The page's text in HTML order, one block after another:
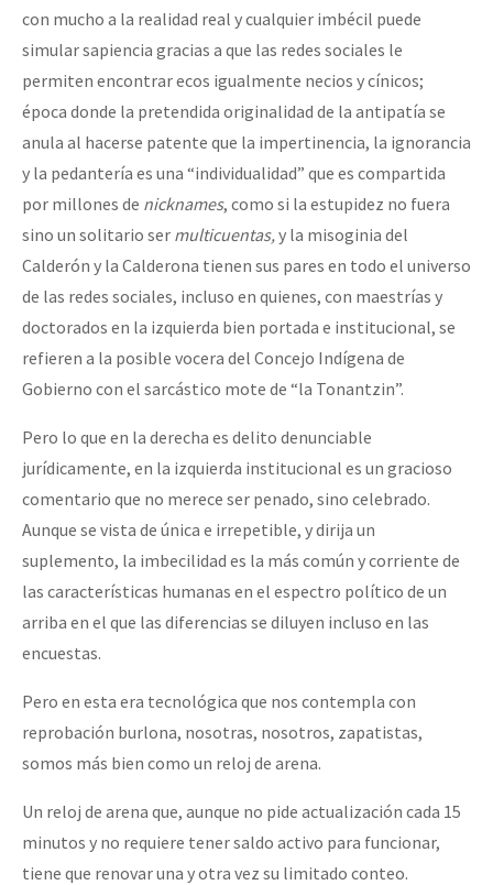
con mucho a la realidad real y cualquier imbécil puede
simular sapiencia gracias a que las redes sociales le
permiten encontrar ecos igualmente necios y cínicos;
época donde la pretendida originalidad de la antipatía se
anula al hacerse patente que la impertinencia, la ignorancia
y la pedantería es una “individualidad” que es compartida
por millones de nicknames, como si la estupidez no fuera
sino un solitario ser multicuentas, y la misoginia del
Calderón y la Calderona tienen sus pares en todo el universo
de las redes sociales, incluso en quienes, con maestrías y
doctorados en la izquierda bien portada e institucional, se
refieren a la posible vocera del Concejo Indígena de
Gobierno con el sarcástico mote de “la Tonantzin”.
Pero lo que en la derecha es delito denunciable
jurídicamente, en la izquierda institucional es un gracioso
comentario que no merece ser penado, sino celebrado.
Aunque se vista de única e irrepetible, y dirija un
suplemento, la imbecilidad es la más común y corriente de
las características humanas en el espectro político de un
arriba en el que las diferencias se diluyen incluso en las
encuestas.
Pero en esta era tecnológica que nos contempla con
reprobación burlona, nosotras, nosotros, zapatistas,
somos más bien como un reloj de arena.
Un reloj de arena que, aunque no pide actualización cada 15
minutos y no requiere tener saldo activo para funcionar,
tiene que renovar una y otra vez su limitado conteo.